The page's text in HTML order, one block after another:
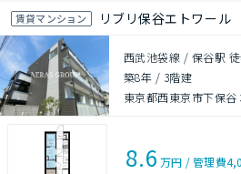
賃貸マンション リブリ保谷エトワール
西武池袋線 / 保谷駅
築8年 / 3階建
東京都西東京市下保谷
8.6 万円 /管理費